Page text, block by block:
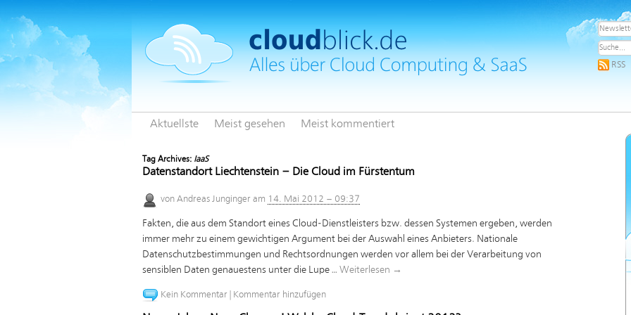
RSS
Aktuellste Meist gesehen Meist kommentiert
Tag Archives: IaaS
Datenstandort Liechtenstein – Die Cloud im Fürstentum
von Andreas Junginger am 14. Mai 2012 – 09:37
Fakten, die aus dem Standort eines Cloud-Dienstleisters bzw. dessen Systemen ergeben, werden
immer mehr zu einem gewichtigen Argument bei der Auswahl eines Anbieters. Nationale
Datenschutzbestimmungen und Rechtsordnungen werden vor allem bei der Verarbeitung von
sensiblen Daten genauestens unter die Lupe … Weiterlesen →
Kein Kommentar Kommentar hinzufügen